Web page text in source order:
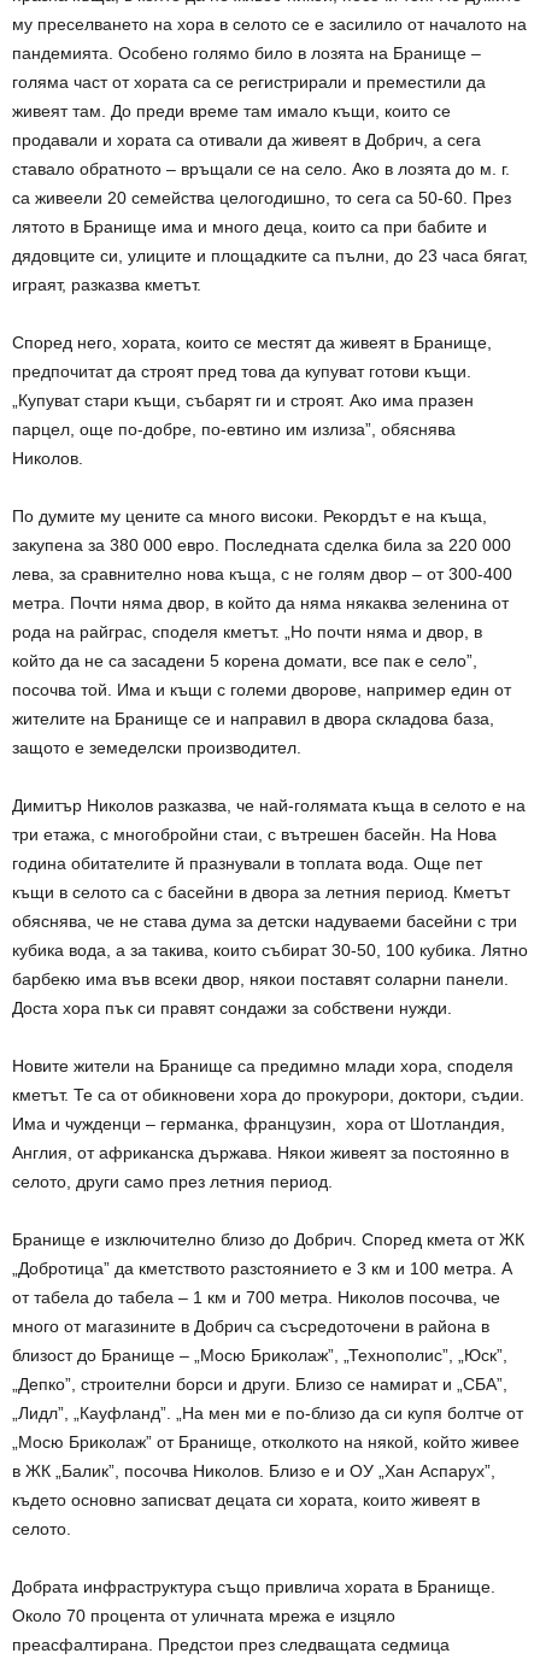
му преселването на хора в селото се е засилило от началото на
пандемията. Особено голямо било в лозята на Бранище –
голяма част от хората са се регистрирали и преместили да
живеят там. До преди време там имало къщи, които се
продавали и хората са отивали да живеят в Добрич, а сега
ставало обратното – връщали се на село. Ако в лозята до м. г.
са живеели 20 семейства целогодишно, то сега са 50-60. През
лятото в Бранище има и много деца, които са при бабите и
дядовците си, улиците и площадките са пълни, до 23 часа бягат,
играят, разказва кметът.
Според него, хората, които се местят да живеят в Бранище,
предпочитат да строят пред това да купуват готови къщи.
„Купуват стари къщи, събарят ги и строят. Ако има празен
парцел, още по-добре, по-евтино им излиза”, обяснява
Николов.
По думите му цените са много високи. Рекордът е на къща,
закупена за 380 000 евро. Последната сделка била за 220 000
лева, за сравнително нова къща, с не голям двор – от 300-400
метра. Почти няма двор, в който да няма някаква зеленина от
рода на райграс, споделя кметът. „Но почти няма и двор, в
който да не са засадени 5 корена домати, все пак е село”,
посочва той. Има и къщи с големи дворове, например един от
жителите на Бранище се и направил в двора складова база,
защото е земеделски производител.
Димитър Николов разказва, че най-голямата къща в селото е на
три етажа, с многобройни стаи, с вътрешен басейн. На Нова
година обитателите й празнували в топлата вода. Още пет
къщи в селото са с басейни в двора за летния период. Кметът
обяснява, че не става дума за детски надуваеми басейни с три
кубика вода, а за такива, които събират 30-50, 100 кубика. Лятно
барбекю има във всеки двор, някои поставят соларни панели.
Доста хора пък си правят сондажи за собствени нужди.
Новите жители на Бранище са предимно млади хора, споделя
кметът. Те са от обикновени хора до прокурори, доктори, съдии.
Има и чужденци – германка, французин, хора от Шотландия,
Англия, от африканска държава. Някои живеят за постоянно в
селото, други само през летния период.
Бранище е изключително близо до Добрич. Според кмета от ЖК
„Добротица” да кметството разстоянието е 3 км и 100 метра. А
от табела до табела – 1 км и 700 метра. Николов посочва, че
много от магазините в Добрич са съсредоточени в района в
близост до Бранище – „Мосю Бриколаж”, „Технополис”, „Юск”,
„Депко”, строителни борси и други. Близо се намират и „СБА”,
„Лидл”, „Кауфланд”. „На мен ми е по-близо да си купя болтче от
„Мосю Бриколаж” от Бранище, отколкото на някой, който живее
в ЖК „Балик”, посочва Николов. Близо е и ОУ „Хан Аспарух”,
където основно записват децата си хората, които живеят в
селото.
Добрата инфраструктура също привлича хората в Бранище.
Около 70 процента от уличната мрежа е изцяло
преасфалтирана. Предстои през следващата седмица